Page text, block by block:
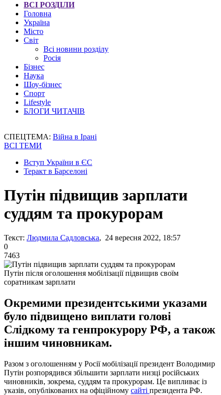
ВСІ РОЗДІЛИ
Головна
Україна
Місто
Світ
Всі новини розділу
Росія
Бізнес
Наука
Шоу-бізнес
Спорт
Lifestyle
БЛОГИ ЧИТАЧІВ
СПЕЦТЕМА: Війна в Ірані
ВСІ ТЕМИ
Вступ України в ЄС
Теракт в Барселоні
Путін підвищив зарплати
суддям та прокурорам
Текст: Людмила Садловська, 24 вересня 2022, 18:57
0
7463
Путін після оголошення мобілізації підвищив своїм
соратникам зарплати
Окремими президентськими указами
було підвищено виплати голові
Слідкому та генпрокурору РФ, а також
іншим чиновникам.
Разом з оголошенням у Росії мобілізації президент Володимир
Путін розпорядився збільшити зарплати низці російських
чиновників, зокрема, суддям та прокурорам. Це випливає із
указів, опублікованих на офіційному сайті президента РФ.